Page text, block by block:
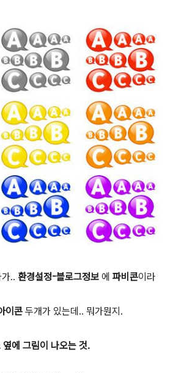
.. 환경설정-블로그정보 에 파비콘이라
이콘 두개가 있는데.. 뭐가뭔지.
에 그림이 나오는 것.